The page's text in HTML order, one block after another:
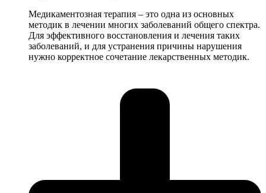
Медикaментозная терапия – это одна из основных
методик в лечении многих заболеваний общего спектра.
Для эффективного восстановления и лечения таких
заболеваний, и для устранения причины нарушения
нужно корректное сочетание лекарственных методик.